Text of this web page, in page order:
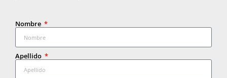
Nombre
Apellido